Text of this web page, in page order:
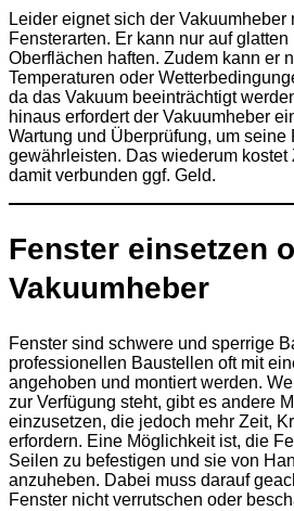
Leider eignet sich der Vakuumheber
Fensterarten. Er kann nur auf
Oberflächen haften. Zudem kann er
Temperaturen oder
da das Vakuum beeinträchtigt
hinaus erfordert der Vakuumheber
Wartung und Überprüfung, um seine
gewährleisten. Das wiederum kostet
damit verbunden ggf. Geld.
Fenster einsetzen
Vakuumheber
Fenster sind schwere und sperrige
professionellen Baustellen oft mit
angehoben und montiert werden.
zur Verfügung steht, gibt es andere
einzusetzen, die jedoch mehr Zeit,
erfordern. Eine Möglichkeit ist, die
Seilen zu befestigen und sie von
anzuheben. Dabei muss darauf
Fenster nicht verrutschen oder